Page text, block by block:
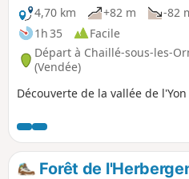
4,70 km +82 m
-82
1h 35
Facile
Départ à Chaillé-sous-les-
(Vendée)
Découverte de la vallée de
Forêt de